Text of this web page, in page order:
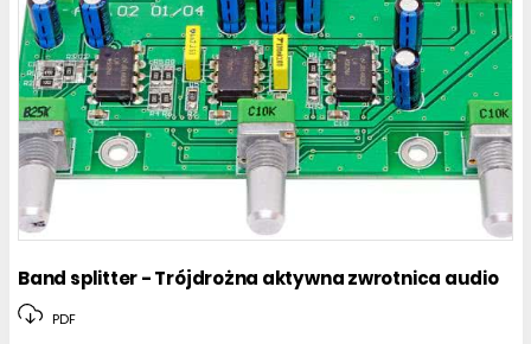
Band splitter - Trójdrożna aktywna zwrotnica audio
PDF